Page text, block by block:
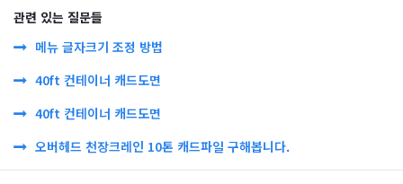
관련 있는 질문들
메뉴 글자크기 조정 방법
40ft 컨테이너 캐드도면
40ft 컨테이너 캐드도면
오버헤드 천장크레인 10톤 캐드파일 구해봅니다.